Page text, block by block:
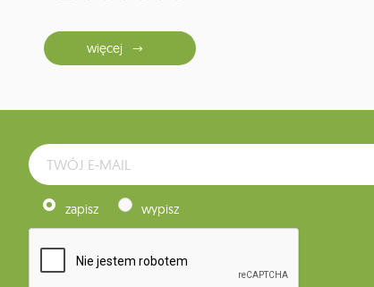
więcej
zapisz wypisz